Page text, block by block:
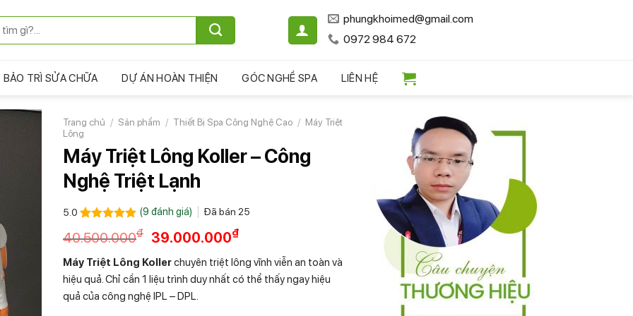
phungkhoimed@gmail.com
0972 984 672
BẢO TRÌ SỬA CHỮA DỰ ÁN HOÀN THIỆN GÓC NGHỀ SPA LIÊN HỆ
Trang chủ / Sản phẩm / Thiết Bị Spa Công Nghệ Cao / Máy Triệt
Lông
Máy Triệt Lông Koller – Công
Nghệ Triệt Lạnh
5.0
dựa trên
(9 đánh giá) Đã bán 25
40.500.000₫ 39.000.000₫
Máy Triệt Lông Kollerchuyên triệt lông vĩnh viễn an toàn và
hiệu quả. Chỉ cần 1 liệu trình duy nhất có thể thấy ngay hiệu
quả của công nghệ IPL – DPL.